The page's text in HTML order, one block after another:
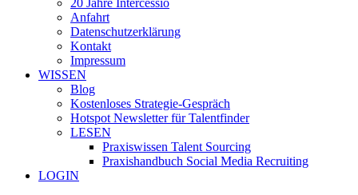
20 Jahre Intercessio
Anfahrt
Datenschutzerklärung
Kontakt
Impressum
WISSEN
Blog
Kostenloses Strategie-Gespräch
Hotspot Newsletter für Talentfinder
LESEN
Praxiswissen Talent Sourcing
Praxishandbuch Social Media Recruiting
LOGIN